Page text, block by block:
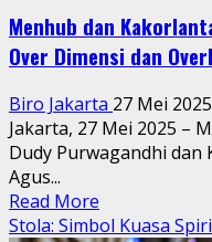
Menhub dan
Over Dimensi dan
Biro Jakarta 27 Mei 2025
Jakarta, 27 Mei 2025 –
Dudy Purwagandhi dan
Agus...
Read More
more
Stola: Simbol Kuasa